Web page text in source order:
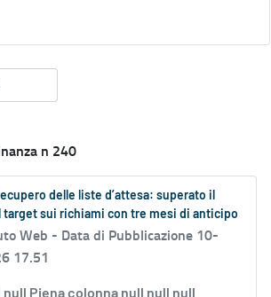
n 240
delle liste d’attesa: superato il
target sui richiami con tre mesi di anticipo
Web - Data di Pubblicazione 10-
17.51
Piena colonna null null null